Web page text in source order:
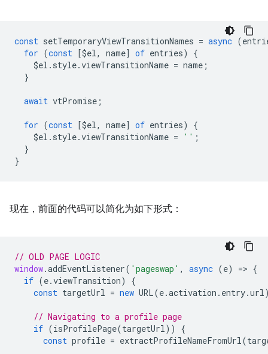
const setTemporaryViewTransitionNames = async (
for (const [$el , name] of entries)
{
$el . style.viewTransitionName = name ;
}
await vtPromise ;
for (const [$el , name] of entries)
{
$el . style.viewTransitionName = '' ;
}
}
现在，前面的代码可以简化为如下形式：
// OLD PAGE LOGIC
window.addEventListener( 'pageswap' , async (e) => {
if (e.viewTransition)
{
const targetUrl = new URL(e.activation . entry.url
// Navigating to a profile page
if (isProfilePage(targetUrl ))
{
const profile = extractProfileNameFromUrl (